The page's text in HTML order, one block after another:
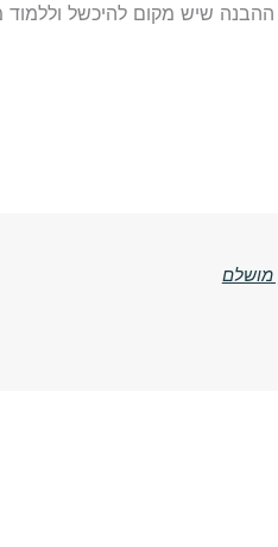
שיש מקום להיכשל וללמוד
מושלם